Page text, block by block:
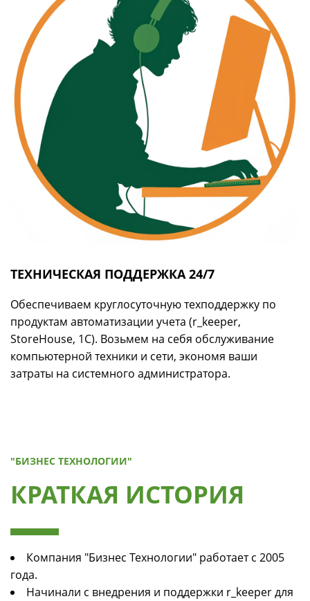
ТЕХНИЧЕСКАЯ ПОДДЕРЖКА 24/7
Обеспечиваем круглосуточную техподдержку по
продуктам автоматизации учета (r_keeper,
StoreHouse, 1С). Возьмем на себя обслуживание
компьютерной техники и сети, экономя ваши
затраты на системного администратора.
"БИЗНЕС ТЕХНОЛОГИИ"
КРАТКАЯ ИСТОРИЯ
Компания "Бизнес Технологии" работает с 2005
года.
Начинали с внедрения и поддержки r_keeper для